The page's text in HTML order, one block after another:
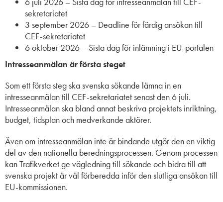
sekretariatet
3 september 2026 – Deadline för färdig ansökan till
CEF-sekretariatet
6 oktober 2026 – Sista dag för inlämning i EU-portalen
Intresseanmälan är första steget
Som ett första steg ska svenska sökande lämna in en
intresseanmälan till CEF-sekretariatet senast den 6 juli.
Intresseanmälan ska bland annat beskriva projektets inriktning,
budget, tidsplan och medverkande aktörer.
Även om intresseanmälan inte är bindande utgör den en viktig
del av den nationella beredningsprocessen. Genom processen
kan Trafikverket ge vägledning till sökande och bidra till att
svenska projekt är väl förberedda inför den slutliga ansökan till
EU-kommissionen.